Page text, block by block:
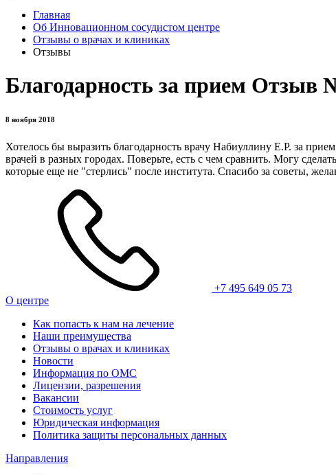
Главная
Об Инновационном сосудистом центре
Отзывы о врачах и клиниках
Отзывы
Благодарность за прием Отзыв
8 ноября 2018
Хотелось бы выразить благодарность врачу Набиуллину Е.Р. за
врачей в разных городах. Поверьте, есть с чем сравнить. Могу
которые еще не "стерлись" после института. Спасибо за советы,
+7 495 649 05 73
О центре
Как попасть к нам на лечение
Наши преимущества
Отзывы о врачах и клиниках
Новости
Информация по ОМС
Лицензии, разрешения
Вакансии
Стоимость услуг
Юридическая информация
Политика защиты персональных данных
Направления